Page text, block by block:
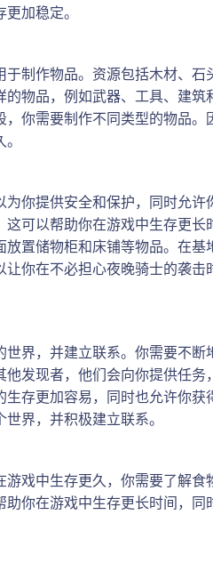
加稳定。
制作物品。资源包括木材、石
物品，例如武器、工具、建筑
你需要制作不同类型的物品。
你提供安全和保护，同时允许
可以帮助你在游戏中生存更长
置储物柜和床铺等物品。在基
你在不必担心夜晚骑士的袭击
界，并建立联系。你需要不断
发现者，他们会向你提供任务
存更加容易，同时也允许你获
界，并积极建立联系。
戏中生存更久，你需要了解食
你在游戏中生存更长时间，同